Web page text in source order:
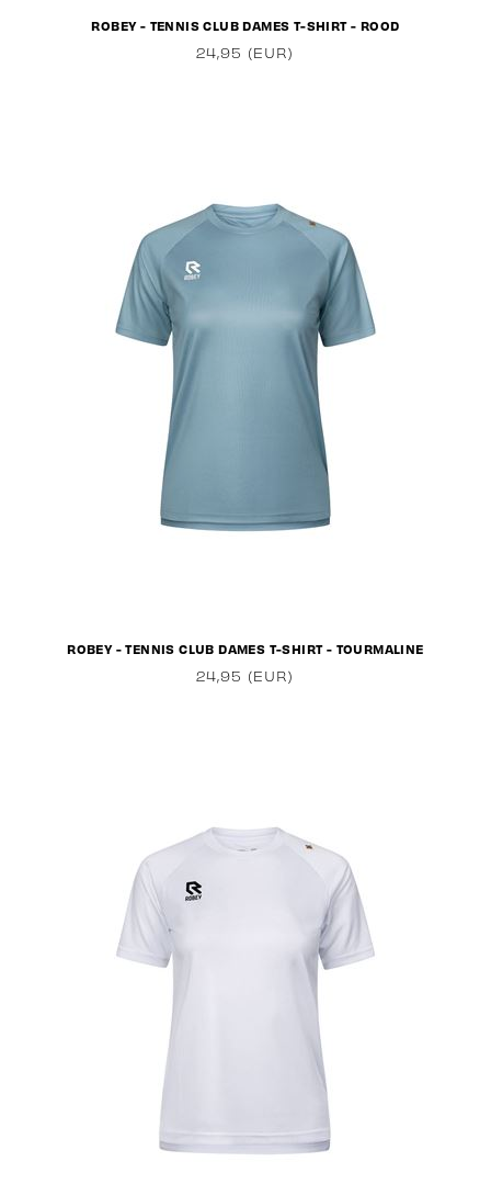
ROBEY - TENNIS CLUB DAMES T-SHIRT - ROOD
24,95 (EUR)
ROBEY - TENNIS CLUB DAMES T-SHIRT - TOURMALINE
24,95 (EUR)